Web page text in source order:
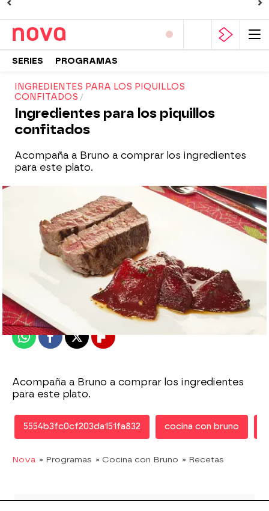
SERIES PROGRAMAS
INGREDIENTES PARA LOS PIQUILLOS
CONFITADOS
Ingredientes para los piquillos
confitados
Acompaña a Bruno a comprar los ingredientes
para este plato.
Publicado: 14 de febrero de 2012, 18:26
WhatsappFacebook
X Flipboard
Acompaña a Bruno a comprar los ingredientes
para este plato.
5554b3fc0cf203da151fa832 cocina con bruno
Nova » Programas » Cocina con Bruno » Recetas